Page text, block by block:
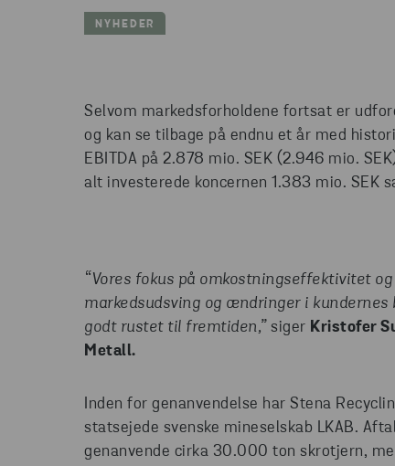
NYHEDER
Selvom markedsforholdene fortsat er
og kan se tilbage på endnu et år med
EBITDA på 2.878 mio. SEK (2.946 mio.
alt investerede koncernen 1.383 mio. SEK
“Vores fokus på omkostningseffektivitet
markedsudsving og ændringer i
godt rustet til fremtiden,” siger Kristofer
Metall.
Inden for genanvendelse har Stena
statsejede svenske mineselskab LKAB.
genanvende cirka 30.000 ton skrotjern,